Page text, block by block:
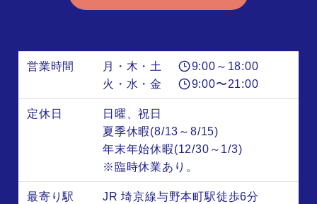
営業時間 月・木・土
9:00～18:00
火・水・金
9:00〜21:00
定休日
日曜、祝日
夏季休暇(8/13～8/15)
年末年始休暇(12/30～1/3)
※臨時休業あり。
最寄り駅 JR 埼京線与野本町駅徒歩6分